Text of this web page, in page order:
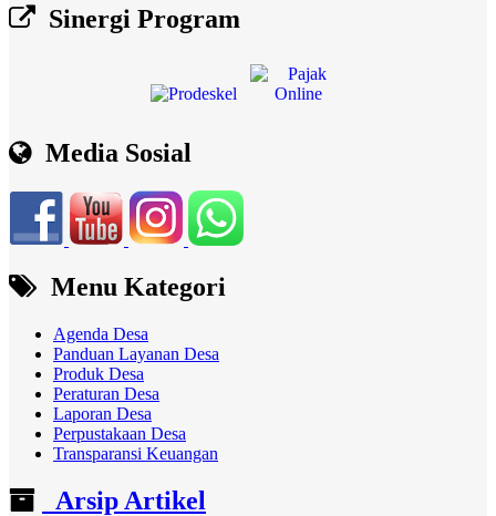
Sinergi Program
Media Sosial
Menu Kategori
Agenda Desa
Panduan Layanan Desa
Produk Desa
Peraturan Desa
Laporan Desa
Perpustakaan Desa
Transparansi Keuangan
Arsip Artikel